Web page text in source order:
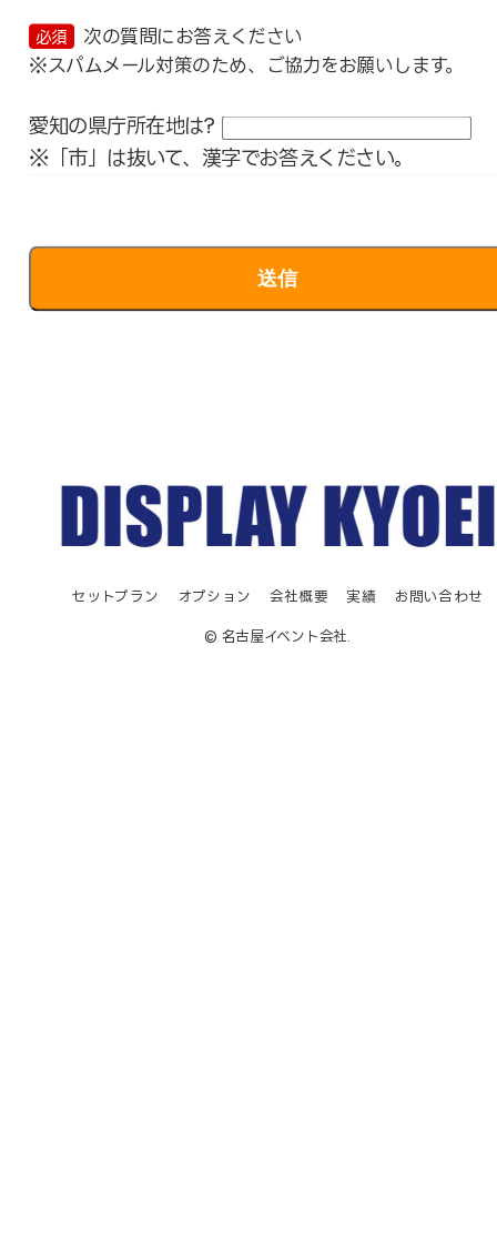
必須
次の質問にお答えください
※スパムメール対策のため、ご協力をお願いします。
愛知の県庁所在地は?
※「市」は抜いて、漢字でお答えください。
セットプラン オプション 会社概要 実績 お問い合わせ
© 名古屋イベント会社.